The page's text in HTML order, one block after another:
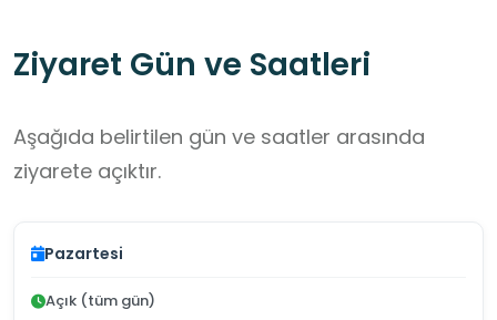
Ziyaret Gün ve Saatleri
Aşağıda belirtilen gün ve saatler arasında
ziyarete açıktır.
Pazartesi
Açık (tüm gün)